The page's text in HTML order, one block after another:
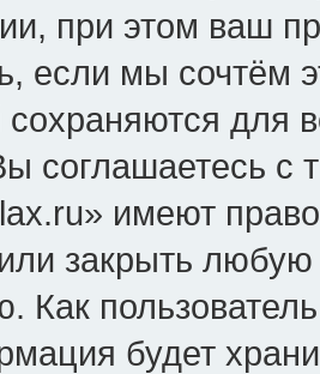
при этом ваш
если мы сочтём
для
соглашаетесь
имеют
закрыть
Как
будет